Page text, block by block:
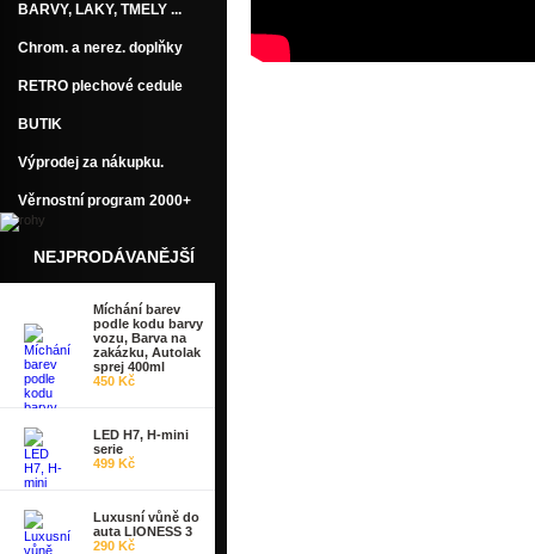
BARVY, LAKY, TMELY ...
Chrom. a nerez. doplňky
RETRO plechové cedule
BUTIK
Výprodej za nákupku.
Věrnostní program 2000+
NEJPRODÁVANĚJŠÍ
Míchání barev
podle kodu barvy
vozu, Barva na
zakázku, Autolak
sprej 400ml
450 Kč
LED H7, H-mini
serie
499 Kč
Luxusní vůně do
auta LIONESS 3
290 Kč